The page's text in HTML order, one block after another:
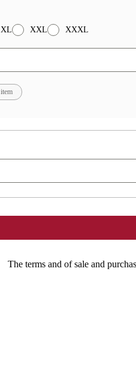
XL XXL XXXL
The terms and of sale and